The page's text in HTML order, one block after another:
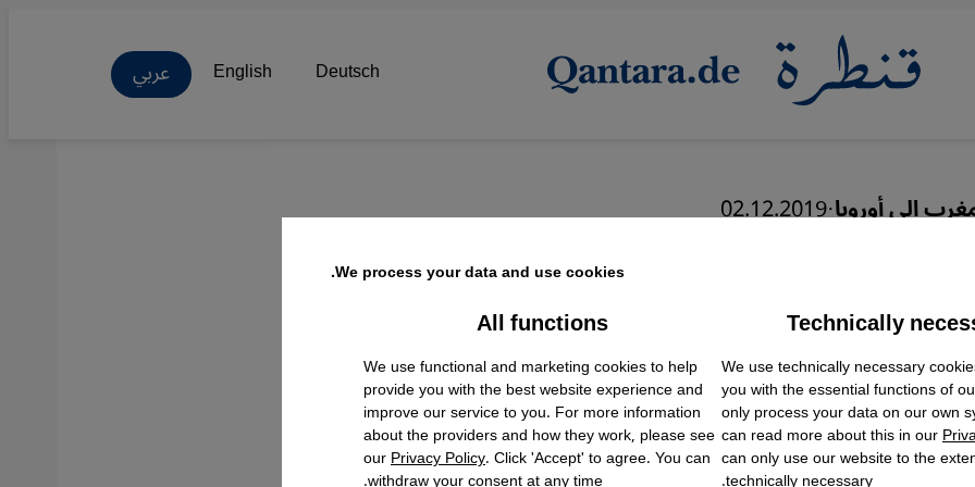
Deutsch
English عربي
إلى أوروبا·
02.12.2019
مغربي من ألمانيا: "لا مستقبل
سأعود إلى ألمانيا سباحة"
We process your data and use cookies.
Technically
We use technically necessary
you with the essential functions of
only process your data on our own
can read more about this in our
can only use our website to the
All functions
We use functional and marketing cookies to help
provide you with the best website experience and
improve our service to you. For more information
about the providers and how they work, please see
ourPrivacy Policy. Click 'Accept' to agree. You can
Facebook Embed / Facebook Connect
Twitter Embed
Instagram Embed
Youtube Embed
Google Maps Embed